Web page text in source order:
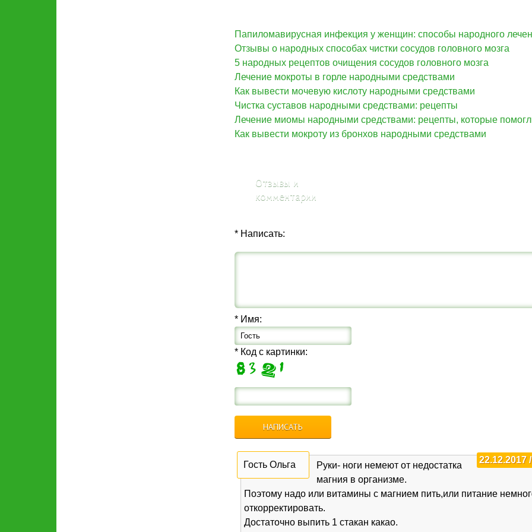
Папиломавирусная инфекция у женщин: способы народного
Отзывы о народных способах чистки сосудов головного мозга
5 народных рецептов очищения сосудов головного мозга
Лечение мокроты в горле народными средствами
Как вывести мочевую кислоту народными средствами
Чистка суставов народными средствами: рецепты
Лечение миомы народными средствами: рецепты, которые
Как вывести мокроту из бронхов народными средствами
Отзывы и
комментарии
* Написать:
* Имя:
* Код с картинки:
22.12.2017
Гость Ольга
Руки- ноги немеют от недостатка
магния в организме.
Поэтому надо или витамины с магнием пить,или питание
откорректировать.
Достаточно выпить 1 стакан какао.